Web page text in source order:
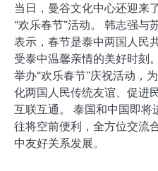
当日，曼谷文化中心还迎来
“欢乐春节”活动。 韩志强与
表示，春节是泰中两国人民
受泰中温馨亲情的美好时刻
举办“欢乐春节”庆祝活动，
化两国人民传统友谊、促进
互联互通。 泰国和中国即将
往将空前便利，全方位交流
中友好关系发展。